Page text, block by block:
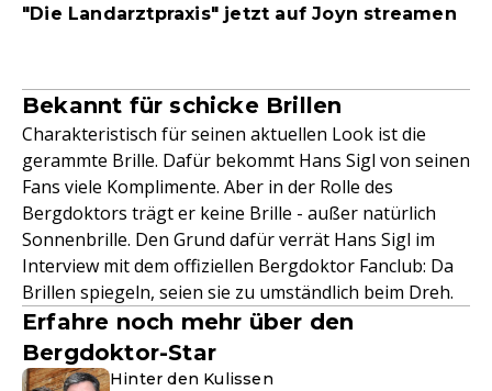
"Die Landarztpraxis" jetzt auf Joyn streamen
Bekannt für schicke Brillen
Charakteristisch für seinen aktuellen Look ist die
gerammte Brille. Dafür bekommt Hans Sigl von seinen
Fans viele Komplimente. Aber in der Rolle des
Bergdoktors trägt er keine Brille - außer natürlich
Sonnenbrille. Den Grund dafür verrät Hans Sigl im
Interview mit dem offiziellen Bergdoktor Fanclub: Da
Brillen spiegeln, seien sie zu umständlich beim Dreh.
Erfahre noch mehr über den
Bergdoktor-Star
Hinter den Kulissen